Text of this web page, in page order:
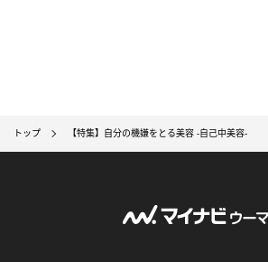
トップ 【特集】自分の機嫌をとる美容 -自己中美容-